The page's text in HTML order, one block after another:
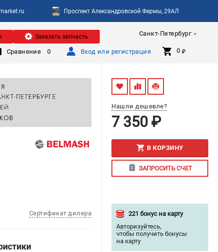
Проспект Александровской Фермы, 29АЛ
Санкт-Петербург
Заказать запчасть
Сравнение 0 Вход или регистрация 0 ₽
Сертификат дилера
Нашли дешевле?
7 350 ₽
В КОРЗИНУ
ЗАПРОСИТЬ СЧЕТ
221 бонус на карту
Авторизуйтесь,
чтобы получить бонусы
на карту